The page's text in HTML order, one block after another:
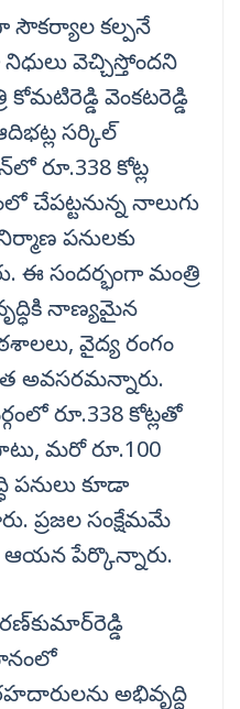
సౌకర్యాల కల్పనే
వెచ్చిస్తోందని
వెంకటరెడ్డి
సర్కిల్
రూ.338 కోట్ల
నాలుగు
పనులకు
ఈ సందర్భంగా మంత్రి
నాణ్యమైన
వైద్య రంగం
అవసరమన్నారు.
రూ.338 కోట్లతో
మరో రూ.100
పనులు కూడా
ప్రజల సంక్షేమమే
ఆయన పేర్కొన్నారు.
అభివృద్ధి